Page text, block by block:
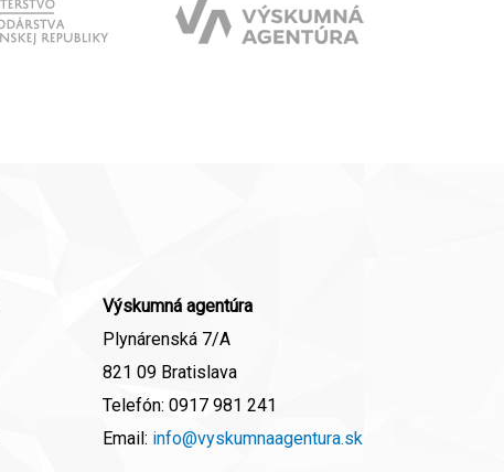
Výskumná agentúra
Plynárenská 7/A
821 09 Bratislava
Telefón: 0917 981 241
Email: info@vyskumnaagentura.sk